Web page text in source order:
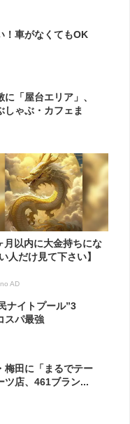
！車がなくてもOK
に「屋台エリア」、
しゃぶ・カフェま
月以内に大金持ちにな
人だけ見て下さい】
AD
ナイトプール”3
スパ最強
梅田に「まるでテー
ツ店、461ブラン...